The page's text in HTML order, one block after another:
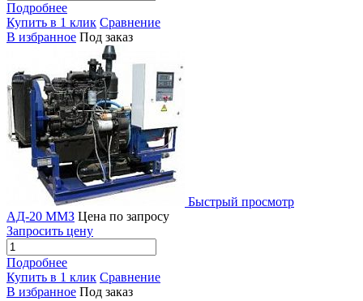
Подробнее
Купить в 1 клик Сравнение
В избранное Под заказ
Быстрый просмотр
АД-20 ММЗ Цена по запросу
Запросить цену
Подробнее
Купить в 1 клик Сравнение
В избранное Под заказ